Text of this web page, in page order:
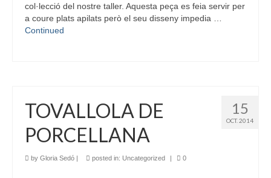
col·lecció del nostre taller. Aquesta peça es feia servir per
a coure plats apilats però el seu disseny impedia …
Continued
15
OCT. 2014
TOVALLOLA DE
PORCELLANA
by Gloria Sedó | posted in: Uncategorized | 0